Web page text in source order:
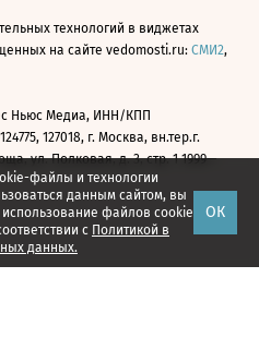
файлы и технологии
данным сайтом, вы
использование файлов cookie
с Политикой в
данных.
ОК
технологий в виджетах
на сайте vedomosti.ru: СМИ2,
Ньюс Медиа, ИНН/КПП
127018, г. Москва, вн.тер.г.
ул. Полковая, д. 3, стр. 1 1999—